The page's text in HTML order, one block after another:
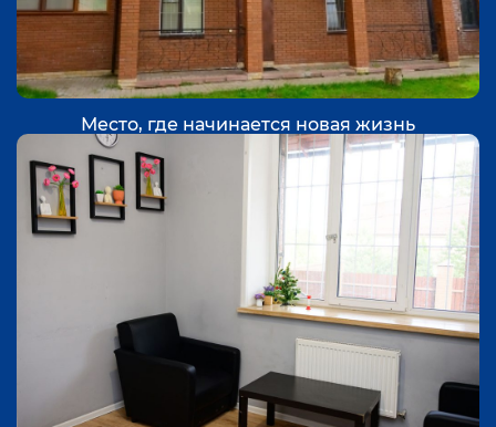
Место, где начинается новая жизнь